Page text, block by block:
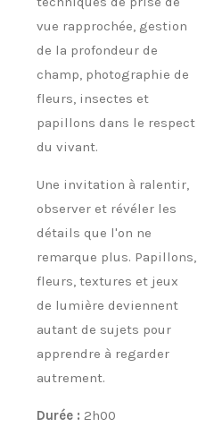
vue rapprochée, gestion
de la profondeur de
champ, photographie de
fleurs, insectes et
papillons dans le respect
du vivant.
Une invitation à ralentir,
observer et révéler les
détails que l'on ne
remarque plus. Papillons,
fleurs, textures et jeux
de lumière deviennent
autant de sujets pour
apprendre à regarder
autrement.
Durée : 2h00